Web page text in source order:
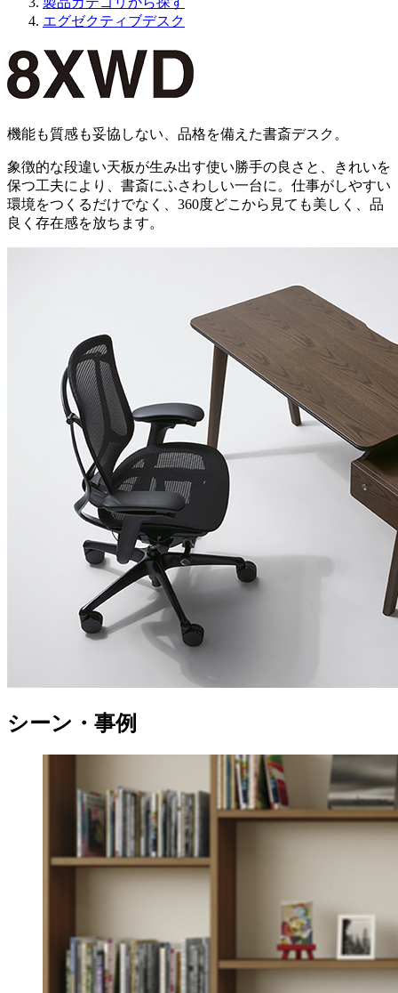
エグゼクティブデスク
機能も質感も妥協しない、品格を備えた書斎デスク。
象徴的な段違い天板が生み出す使い勝手の良さと、きれいを
保つ工夫により、書斎にふさわしい一台に。仕事がしやすい
環境をつくるだけでなく、360度どこから見ても美しく、品
良く存在感を放ちます。
シーン・事例